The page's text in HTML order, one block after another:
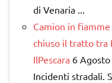
di Venaria ...
Camion in
chiuso il tratto tra
IlPescara 6
Incidenti stradali.